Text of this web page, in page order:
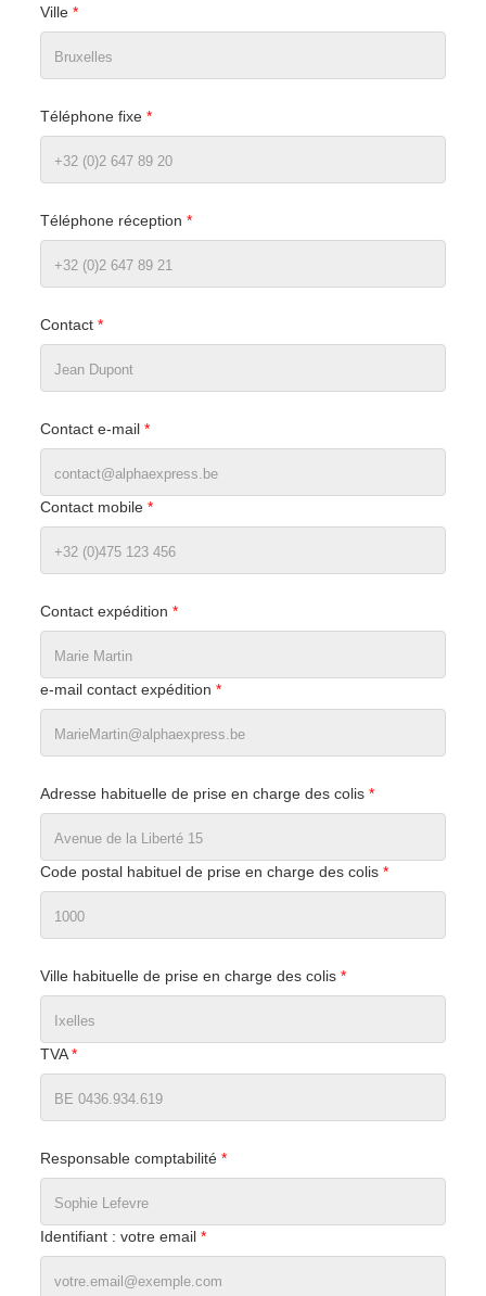
Ville *
Téléphone fixe *
Téléphone réception *
Contact *
Contact e-mail *
Contact mobile *
Contact expédition *
e-mail contact expédition *
Adresse habituelle de prise en charge des colis *
Code postal habituel de prise en charge des colis *
Ville habituelle de prise en charge des colis *
TVA*
Responsable comptabilité *
Identifiant : votre email *